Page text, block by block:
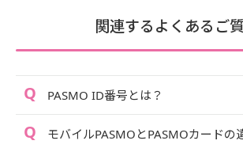
関連するよくあるご
PASMO ID番号とは？
モバイルPASMOとPASMOカードの